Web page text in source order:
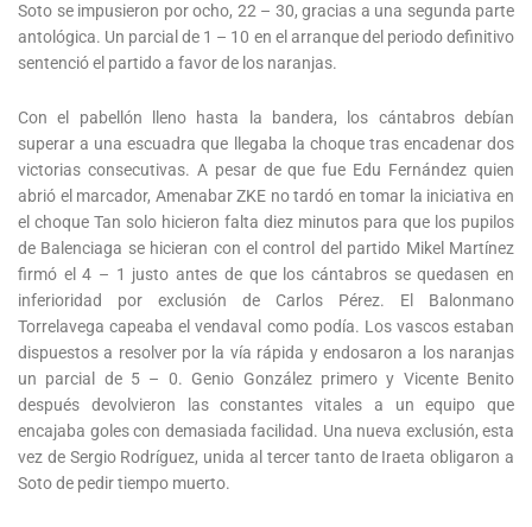
Soto se impusieron por ocho, 22 – 30, gracias a una segunda parte
antológica. Un parcial de 1 – 10 en el arranque del periodo definitivo
sentenció el partido a favor de los naranjas.
Con el pabellón lleno hasta la bandera, los cántabros debían
superar a una escuadra que llegaba la choque tras encadenar dos
victorias consecutivas. A pesar de que fue Edu Fernández quien
abrió el marcador, Amenabar ZKE no tardó en tomar la iniciativa en
el choque Tan solo hicieron falta diez minutos para que los pupilos
de Balenciaga se hicieran con el control del partido Mikel Martínez
firmó el 4 – 1 justo antes de que los cántabros se quedasen en
inferioridad por exclusión de Carlos Pérez. El Balonmano
Torrelavega capeaba el vendaval como podía. Los vascos estaban
dispuestos a resolver por la vía rápida y endosaron a los naranjas
un parcial de 5 – 0. Genio González primero y Vicente Benito
después devolvieron las constantes vitales a un equipo que
encajaba goles con demasiada facilidad. Una nueva exclusión, esta
vez de Sergio Rodríguez, unida al tercer tanto de Iraeta obligaron a
Soto de pedir tiempo muerto.